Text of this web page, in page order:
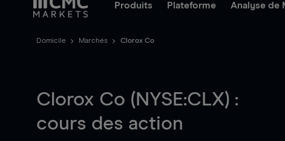
Produits Plateforme Analyse de
Domicile Marchés Clorox Co
Clorox Co (NYSE:CLX) :
cours des action